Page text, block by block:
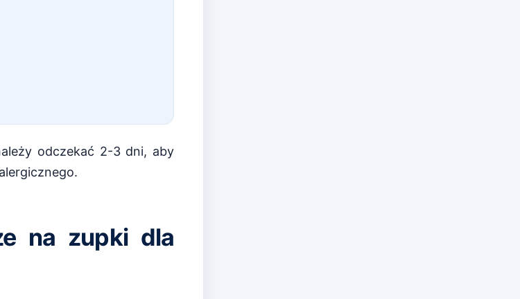
odczekać 2-3 dni, aby
na zupki dla